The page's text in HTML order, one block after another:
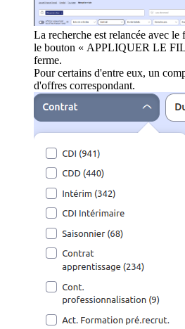
La recherche est relancée avec
le bouton « APPLIQUER LE
ferme.
Pour certains d'entre eux, un
d'offres correspondant.